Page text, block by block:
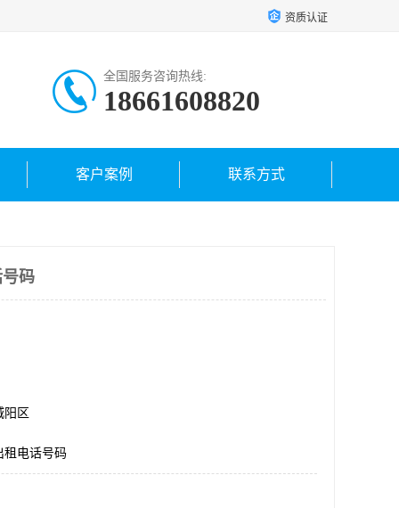
资质认证
全国服务咨询热线:
18661608820
客户案例 联系方式
码
阳区
租电话号码